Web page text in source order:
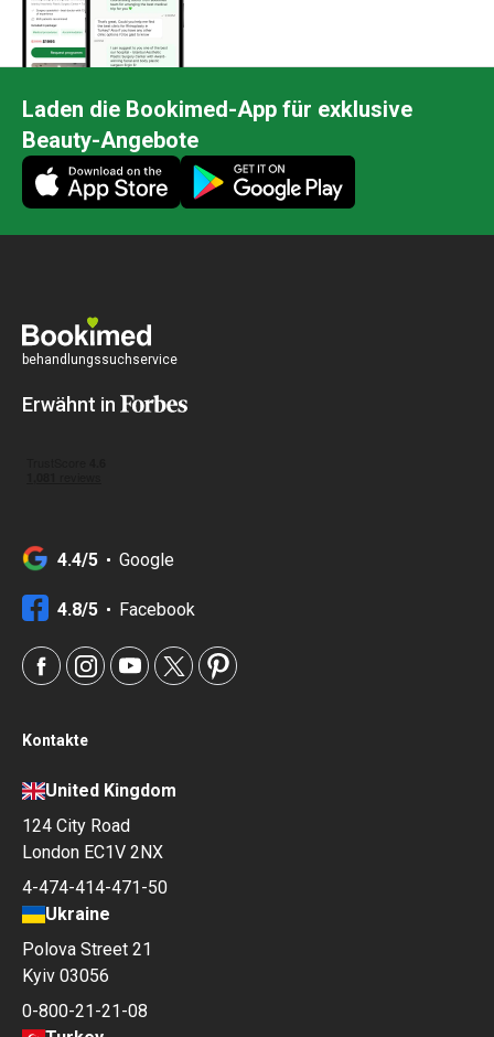
Laden die Bookimed-App für exklusive
Beauty-Angebote
behandlungssuchservice
Erwähnt in
4.4/5 Google
4.8/5 Facebook
Kontakte
United Kingdom
124 City Road
London EC1V 2NX
4-474-414-471-50
Ukraine
Polova Street 21
Kyiv 03056
0-800-21-21-08